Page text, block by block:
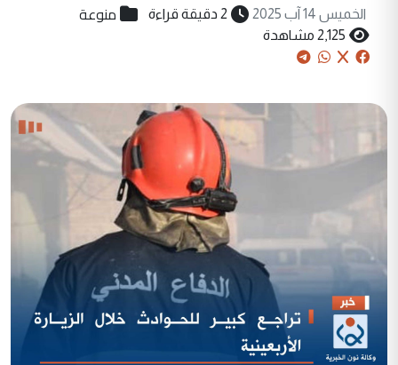
الخميس 14 آب 2025 2 دقيقة قراءة منوعة
2,125 مشاهدة